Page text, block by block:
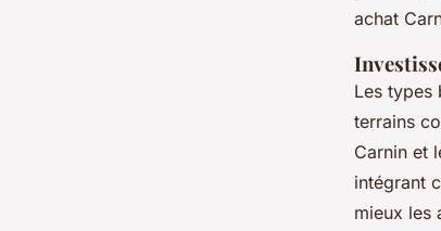
achat
Les types
terrains
Carnin et
intégrant
mieux les